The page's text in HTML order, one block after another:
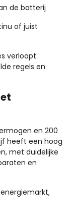
de batterij
of juist
verloopt
regels en
en 200
heeft een hoog
met duidelijke
en